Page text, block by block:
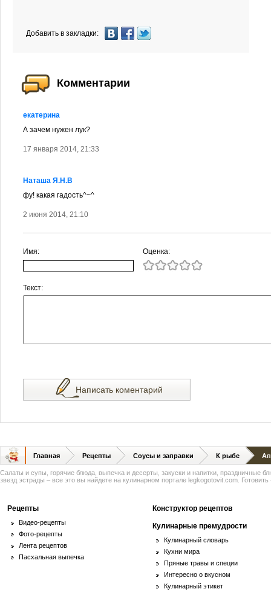
Добавить в закладки:
Комментарии
екатерина
А зачем нужен лук?
17 января 2014, 21:33
Наташа Я.Н.В
фу! какая гадость^~^
2 июня 2014, 21:10
Имя: Оценка:
Текст:
Написать коментарий
Главная Рецепты Соусы и заправки К рыбе
Салаты и супы, горячие блюда, выпечка и десерты, закуски и напитки, праздничные
звезд эстрады – все это вы найдете на кулинарном портале legkogotovit.com. Готовить
Рецепты
Видео-рецепты
Фото-рецепты
Лента рецептов
Пасхальная выпечка
Конструктор рецептов
Кулинарные премудрости
Кулинарный словарь
Кухни мира
Пряные травы и специи
Интересно о вкусном
Кулинарный этикет